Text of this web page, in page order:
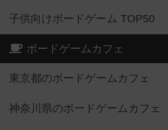
子供向けボードゲーム TOP50
ボードゲームカフェ
東京都のボードゲームカフェ
神奈川県のボードゲームカフェ